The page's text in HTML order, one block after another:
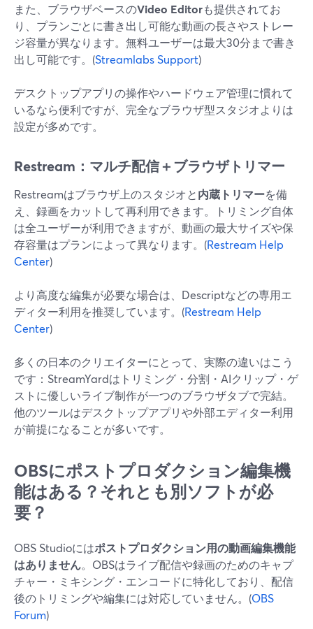
また、ブラウザベースのVideo Editorも提供されてお
り、プランごとに書き出し可能な動画の長さやストレー
ジ容量が異なります。無料ユーザーは最大30分まで書き
出し可能です。(Streamlabs Support)
デスクトップアプリの操作やハードウェア管理に慣れて
いるなら便利ですが、完全なブラウザ型スタジオよりは
設定が多めです。
Restream：マルチ配信＋ブラウザトリマー
Restreamはブラウザ上のスタジオと内蔵トリマーを備
え、録画をカットして再利用できます。トリミング自体
は全ユーザーが利用できますが、動画の最大サイズや保
存容量はプランによって異なります。(Restream Help
Center)
より高度な編集が必要な場合は、Descriptなどの専用エ
ディター利用を推奨しています。(Restream Help
Center)
多くの日本のクリエイターにとって、実際の違いはこう
です：StreamYardはトリミング・分割・AIクリップ・ゲ
ストに優しいライブ制作が一つのブラウザタブで完結。
他のツールはデスクトップアプリや外部エディター利用
が前提になることが多いです。
OBSにポストプロダクション編集機
能はある？それとも別ソフトが必
要？
OBS Studioにはポストプロダクション用の動画編集機能
はありません。OBSはライブ配信や録画のためのキャプ
チャー・ミキシング・エンコードに特化しており、配信
後のトリミングや編集には対応していません。(OBS
Forum)